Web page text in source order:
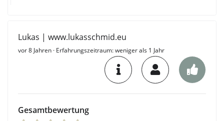
Lukas | www.lukasschmid.eu
vor 8 Jahren · Erfahrungszeitraum: weniger als 1 Jahr
Gesamtbewertung